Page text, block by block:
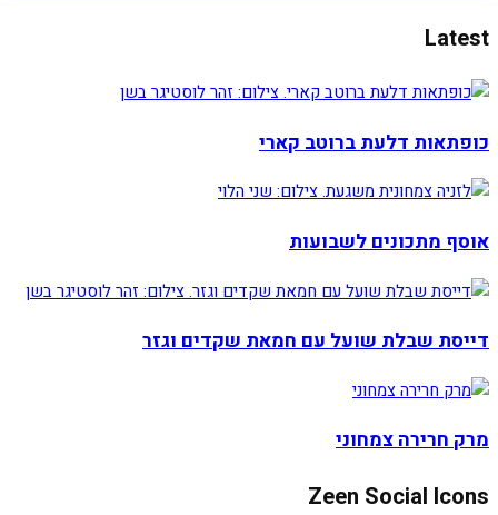
Latest
כופתאות דלעת ברוטב קארי
אוסף מתכונים לשבועות
דייסת שבלת שועל עם חמאת שקדים וגזר
מרק חרירה צמחוני
Zeen Social Icons